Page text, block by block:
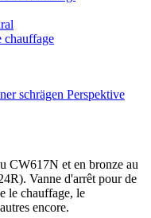
chauffage
CW617N et en bronze au
Vanne d'arrêt pour de
le chauffage, le
encore.